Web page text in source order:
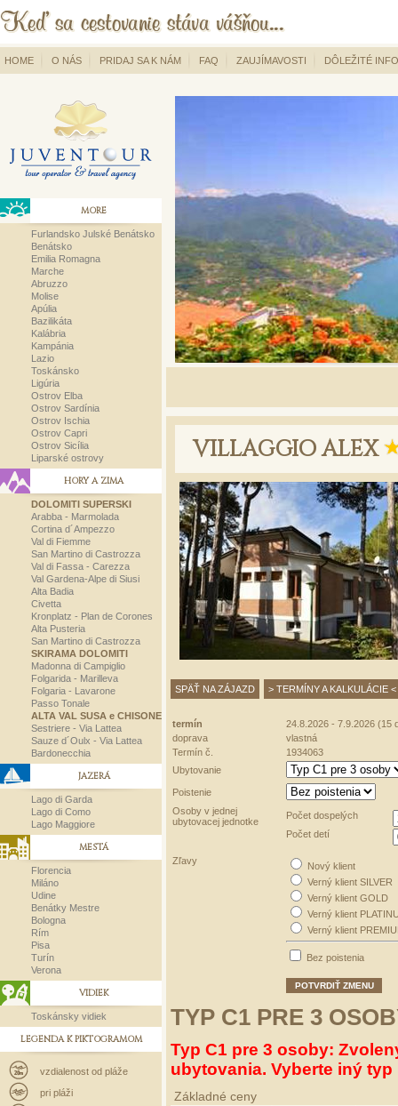
HOME O NÁS PRIDAJ SA K NÁM FAQ ZAUJÍMAVOSTI DÔLEŽITÉ
MORE
Furlandsko Julské Benátsko
Benátsko
Emilia Romagna
Marche
Abruzzo
Molise
Apúlia
Bazilikáta
Kalábria
Kampánia
Lazio
Toskánsko
Ligúria
Ostrov Elba
Ostrov Sardínia
Ostrov Ischia
Ostrov Capri
Ostrov Sicília
Liparské ostrovy
HORY A ZIMA
DOLOMITI SUPERSKI
Arabba - Marmolada
Cortina d´Ampezzo
Val di Fiemme
San Martino di Castrozza
Val di Fassa - Carezza
Val Gardena-Alpe di Siusi
Alta Badia
Civetta
Kronplatz - Plan de Corones
Alta Pusteria
San Martino di Castrozza
SKIRAMA DOLOMITI
Madonna di Campiglio
Folgarida - Marilleva
Folgaria - Lavarone
Passo Tonale
ALTA VAL SUSA e CHISONE
Sestriere - Via Lattea
Sauze d´Oulx - Via Lattea
Bardonecchia
JAZERÁ
Lago di Garda
Lago di Como
Lago Maggiore
MESTÁ
Florencia
Miláno
Udine
Benátky Mestre
Bologna
Rím
Pisa
Turín
Verona
VIDIEK
Toskánsky vidiek
LEGENDA K PIKTOGRAMOM
vzdialenost od pláže
pri pláži
VILLAGGIO ALEX
SPÄŤ NA ZÁJAZD > TERMÍNY A KALKULÁCIE <
termín
24.8.2026 - 7.9.2026 (15
doprava
vlastná
Termín č.
1934063
Ubytovanie
Poistenie
Osoby v jednej
ubytovacej jednotke
Počet dospelých
Počet detí
Zľavy
Nový klient
Verný klient SILVER
Verný klient GOLD
Verný klient
Verný klient
Bez poistenia
POTVRDIŤ ZMENU
TYP C1 PRE 3
Typ C1 pre 3 osoby:
ubytovania. Vyberte iný typ
Základné ceny